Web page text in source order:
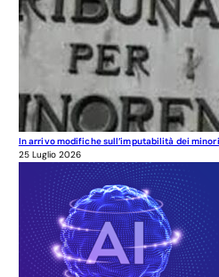
In arrivo modifiche sull’imputabilità dei
25 Luglio 2026